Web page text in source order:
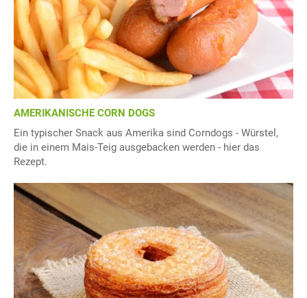
AMERIKANISCHE CORN DOGS
Ein typischer Snack aus Amerika sind Corndogs - Würstel,
die in einem Mais-Teig ausgebacken werden - hier das
Rezept.